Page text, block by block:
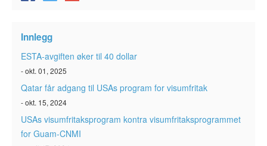
Innlegg
ESTA-avgiften øker til 40 dollar
- okt. 01, 2025
Qatar får adgang til USAs program for visumfritak
- okt. 15, 2024
USAs visumfritaksprogram kontra visumfritaksprogrammet
for Guam-CNMI